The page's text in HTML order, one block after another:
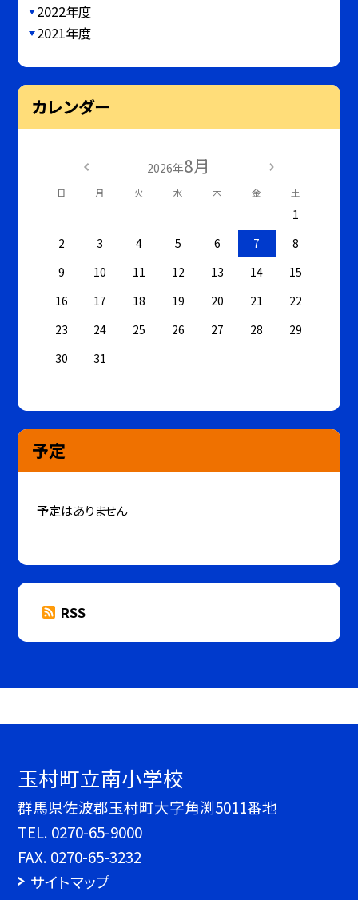
2022年度
2021年度
カレンダー
2026年8月
日 月 火 水 木 金 土
1
2
3 4 5 6 7
8
9
10 11 12 13 14
15
16
17 18 19 20 21
22
23
24 25 26 27 28
29
30
31
予定
予定はありません
RSS
玉村町立南小学校
群馬県佐波郡玉村町大字角渕5011番地
TEL. 0270-65-9000
FAX. 0270-65-3232
サイトマップ